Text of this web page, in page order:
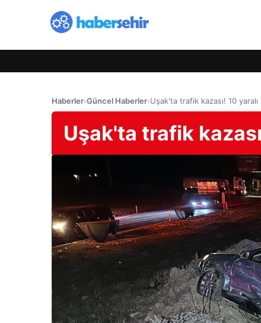
Haberler›Güncel Haberler›Uşak'ta trafik kazası! 10 yaralı
Uşak'ta trafik